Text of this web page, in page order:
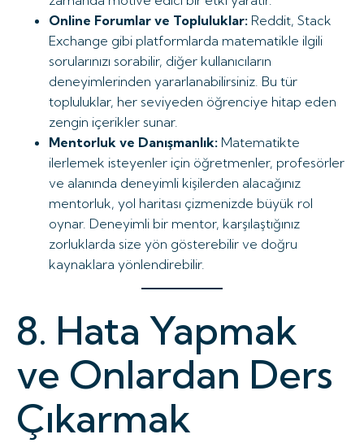
Online Forumlar ve Topluluklar: Reddit, Stack
Exchange gibi platformlarda matematikle ilgili
sorularınızı sorabilir, diğer kullanıcıların
deneyimlerinden yararlanabilirsiniz. Bu tür
topluluklar, her seviyeden öğrenciye hitap eden
zengin içerikler sunar.
Mentorluk ve Danışmanlık: Matematikte
ilerlemek isteyenler için öğretmenler, profesörler
ve alanında deneyimli kişilerden alacağınız
mentorluk, yol haritası çizmenizde büyük rol
oynar. Deneyimli bir mentor, karşılaştığınız
zorluklarda size yön gösterebilir ve doğru
kaynaklara yönlendirebilir.
8. Hata Yapmak
ve Onlardan Ders
Çıkarmak